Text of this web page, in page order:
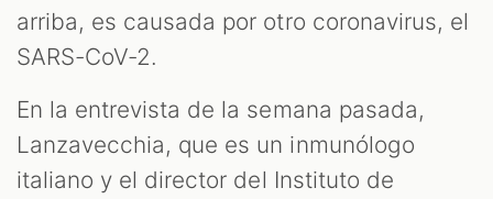
arriba, es causada por otro coronavirus, el
SARS-CoV-2.
En la entrevista de la semana pasada,
Lanzavecchia, que es un inmunólogo
italiano y el director del Instituto de